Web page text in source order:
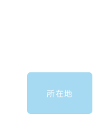
所在地